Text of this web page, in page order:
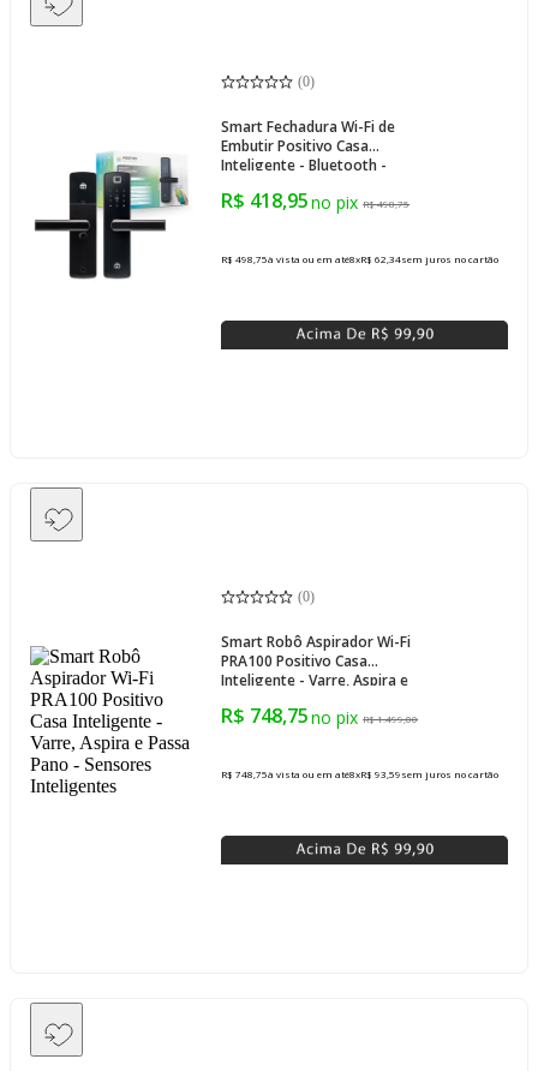
(0)
Smart Fechadura Wi-Fi de
Embutir Positivo Casa
Inteligente - Bluetooth -
Cartão, App - Preto
R$ 418,95 R$ 498,75
R$ 498,75à vista ou em até8xR$ 62,34sem juros no cartão
(0)
Smart Robô Aspirador Wi-Fi
PRA100 Positivo Casa
Inteligente - Varre, Aspira e
Inteligentes
R$ 748,75 R$ 1.499,00
R$ 748,75à vista ou em até8xR$ 93,59sem juros no cartão